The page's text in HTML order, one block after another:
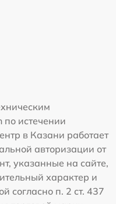
по истечении
в Казани работает
авторизации от
указанные на сайте,
характер и
согласно п. 2 ст. 437